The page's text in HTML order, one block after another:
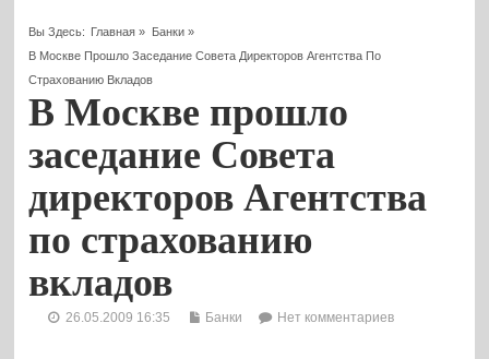
Вы Здесь: Главная » Банки»
В Москве Прошло Заседание Совета Директоров Агентства По
Страхованию Вкладов
В Москве прошло
заседание Совета
директоров Агентства
по страхованию
вкладов
26.05.2009 16:35 Банки Нет комментариев